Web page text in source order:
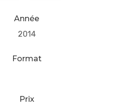
Année
2014
Format
Prix